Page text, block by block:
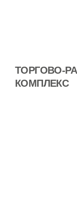
ТОРГОВО-
КОМПЛЕКС